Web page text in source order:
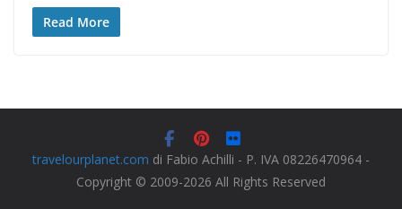
Read More
travelourplanet.com di Fabio Achilli - P. IVA 08226470964 -
Copyright © 2009-2026 All Rights Reserved